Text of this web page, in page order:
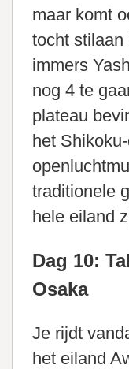
maar komt
tocht stilaan
immers
nog 4 te
plateau
het
traditionele
hele eiland
Dag 10:
Osaka
Je rijdt
het eiland